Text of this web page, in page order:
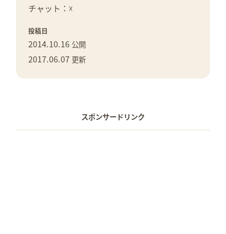
チャット：☓
投稿日
2014.10.16 公開
2017.06.07 更新
スポンサードリンク